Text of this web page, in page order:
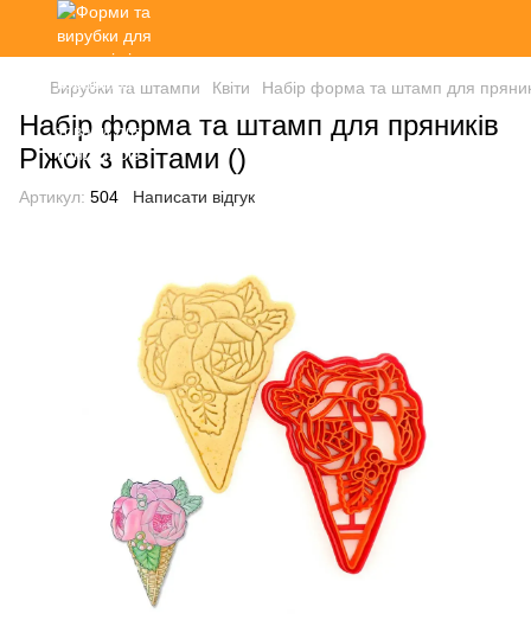
Вирубки та штампи Квіти Набір форма та штамп для
Набір форма та штамп для пряників
Ріжок з квітами ()
Артикул: 504 Написати відгук